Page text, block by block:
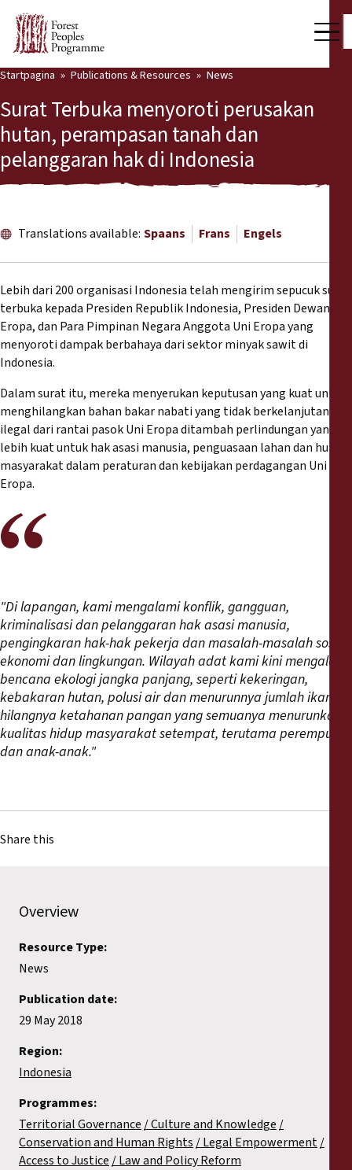
Press Room
Support Us
Our Work
Community Voices
Partners & Countries
Publications & Resources
Back
News
Reports
Press Releases
Training Materials
Briefing Papers
Legal Submissions
Annual Reports
Startpagina Publications & Resources News
Surat Terbuka menyoroti perusakan
hutan, perampasan tanah dan
pelanggaran hak di Indonesia
Translations available: Spaans Frans Engels
Lebih dari 200 organisasi Indonesia telah mengirim sepucuk surat
terbuka kepada Presiden Republik Indonesia, Presiden Dewan Uni
Eropa, dan Para Pimpinan Negara Anggota Uni Eropa yang
menyoroti dampak berbahaya dari sektor minyak sawit di
Indonesia.
Dalam surat itu, mereka menyerukan keputusan yang kuat untuk
menghilangkan bahan bakar nabati yang tidak berkelanjutan dan
ilegal dari rantai pasok Uni Eropa ditambah perlindungan yang
lebih kuat untuk hak asasi manusia, penguasaan lahan dan hutan
masyarakat dalam peraturan dan kebijakan perdagangan Uni
Eropa.
"Di lapangan, kami mengalami konflik, gangguan,
kriminalisasi dan pelanggaran hak asasi manusia,
pengingkaran hak-hak pekerja dan masalah-masalah sosial-
ekonomi dan lingkungan. Wilayah adat kami kini mengalami
bencana ekologi jangka panjang, seperti kekeringan,
kebakaran hutan, polusi air dan menurunnya jumlah ikan,
hilangnya ketahanan pangan yang semuanya menurunkan
kualitas hidup masyarakat setempat, terutama perempuan
dan anak-anak."
Share this
Overview
Resource Type:
News
Publication date:
29 May 2018
Region:
Indonesia
Programmes:
Territorial Governance Culture and Knowledge
Conservation and Human Rights
Legal Empowerment
Access to Justice
Law and Policy Reform